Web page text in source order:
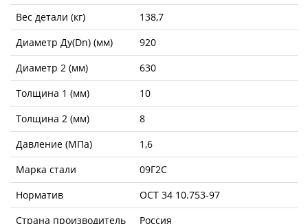
Вес детали (кг)
138,7
Диаметр Ду(Dn) (мм)
920
Диаметр 2 (мм)
630
Толщина 1 (мм)
10
Толщина 2 (мм)
8
Давление (МПа)
1,6
Марка стали
09Г2С
Норматив
ОСТ 34 10.753-97
Страна производитель
Россия